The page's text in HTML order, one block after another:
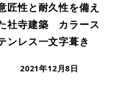
匠性と耐久性を備え
社寺建築 カラース
ンレス一文字葺き
2021年12月8日